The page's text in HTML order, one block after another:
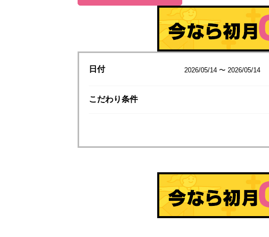
日付 2026/05/14 〜 2026/05/14
こだわり条件